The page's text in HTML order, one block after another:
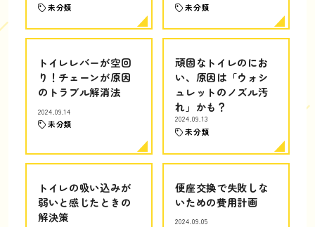
未分類 未分類
トイレレバーが空回
り！チェーンが原因
のトラブル解消法
2024.09.14
未分類
頑固なトイレのにお
い、原因は「ウォシ
ュレットのノズル汚
れ」かも？
2024.09.13
未分類
トイレの吸い込みが
弱いと感じたときの
解決策
便座交換で失敗しな
いための費用計画
2024.09.05